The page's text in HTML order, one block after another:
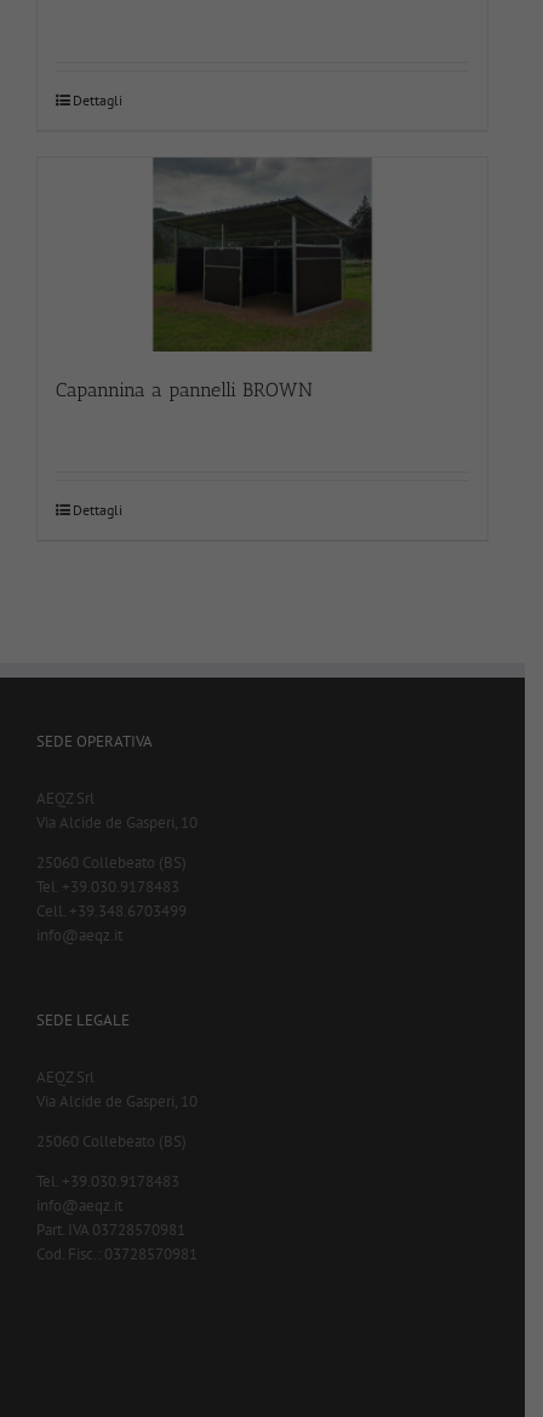
Dettagli
Capannina a pannelli BROWN
Dettagli
SEDE OPERATIVA
AEQZ Srl
Via Alcide de Gasperi, 10
25060 Collebeato (BS)
Tel. +39.030.9178483
Cell. +39.348.6703499
info@aeqz.it
SEDE LEGALE
AEQZ Srl
Via Alcide de Gasperi, 10
25060 Collebeato (BS)
Tel. +39.030.9178483
info@aeqz.it
Part. IVA 03728570981
Cod. Fisc.: 03728570981